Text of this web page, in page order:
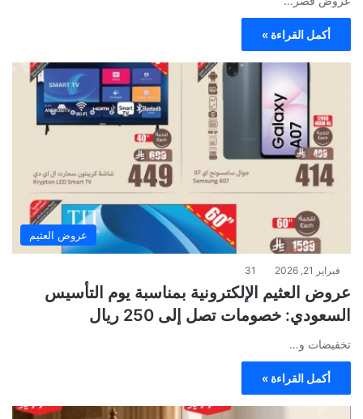
أكمل القراءة »
عروض العثيم
فبراير 21, 2026 31
عروض العثيم الإلكترونية بمناسبة يوم التأسيس
السعودي: خصومات تصل إلى 250 ريال
تخفيضات و…
أكمل القراءة »